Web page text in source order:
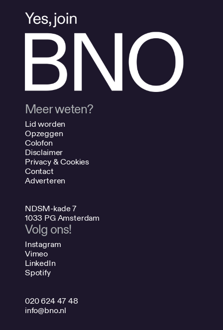
Meer weten?
Lid worden
Opzeggen
Colofon
Disclaimer
Privacy & Cookies
Contact
Adverteren
NDSM-kade 7
1033 PG Amsterdam
Volg ons!
Instagram
Vimeo
LinkedIn
Spotify
020 624 47 48
info@bno.nl